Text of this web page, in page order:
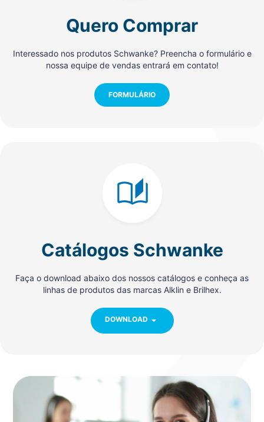
Quero Comprar
Interessado nos produtos Schwanke? Preencha o formulário e
nossa equipe de vendas entrará em contato!
FORMULÁRIO
Catálogos Schwanke
Faça o download abaixo dos nossos catálogos e conheça as
linhas de produtos das marcas Alklin e Brilhex.
DOWNLOAD